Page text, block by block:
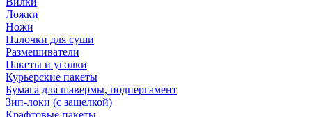
Ложки
Ножи
Палочки для суши
Размешиватели
Пакеты и уголки
Курьерские пакеты
Бумага для шавермы, подпергамент
Зип-локи (с защелкой)
Крафтовые пакеты